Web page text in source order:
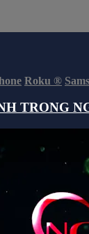
Roku ®
TRONG